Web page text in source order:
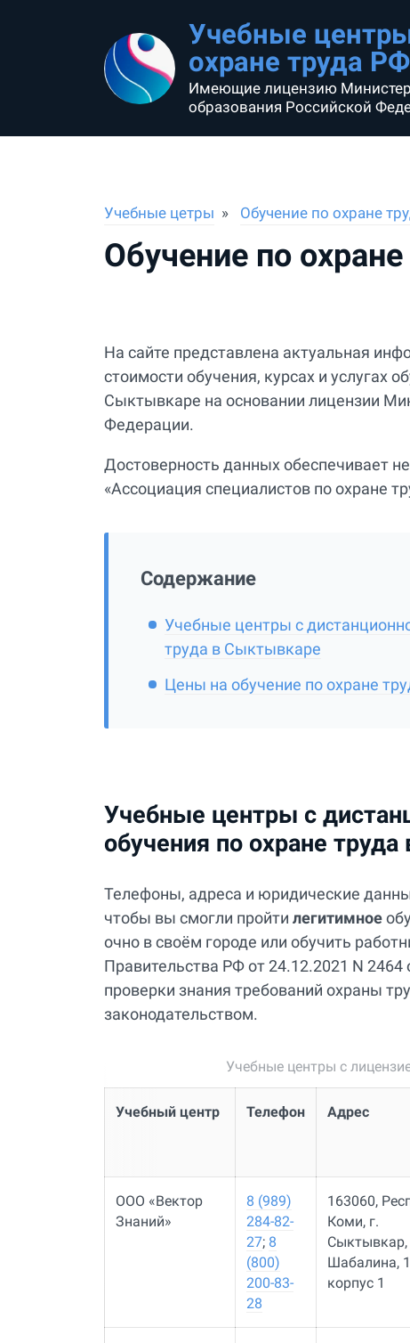
Учебные
охране труда РФ
Имеющие лицензию
образования Российской
Учебные цетры Обучение по охране
Обучение по
На сайте представлена актуальная
стоимости обучения, курсах и услугах
Сыктывкаре на основании лицензии
Федерации.
Достоверность данных обеспечивает
«Ассоциация специалистов по охране
Содержание
Учебные центры с
труда в Сыктывкаре
Цены на обучение по охране
Учебные центры с
обучения по охране
Телефоны, адреса и юридические
чтобы вы смогли пройти легитимное
очно в своём городе или обучить
Правительства РФ от 24.12.2021 N 2464
проверки знания требований охраны
законодательством.
Учебные центры с
Учебный центр Телефон Адрес
ООО «Вектор
Знаний»
8 (989)
284-82-
27; 8
(800)
200-83-
28
​163060,
Коми, г.
Сыктывкар,
Шабалина,
корпус 1